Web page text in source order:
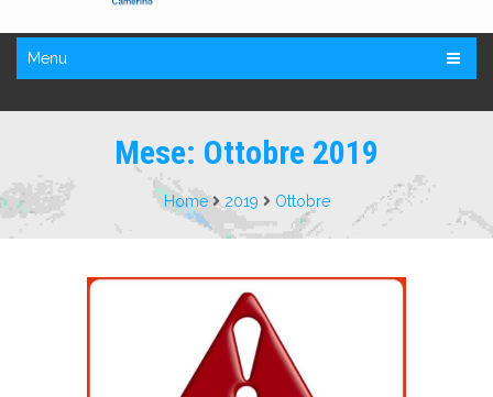
Menu
Mese: Ottobre 2019
Home 2019 Ottobre